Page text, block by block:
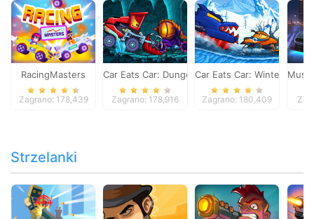
RacingMasters
Zagrano: 178,439
Car Eats Car: Dungeon Adventure
Zagrano: 178,916
Car Eats Car: Winter
Zagrano: 180,409
Strzelanki